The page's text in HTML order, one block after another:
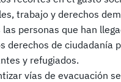
trabajo y derechos
personas que han
derechos de ciudadanía
y refugiados.
vías de evacuación